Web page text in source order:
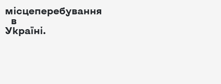
місцеперебування
в
Україні.